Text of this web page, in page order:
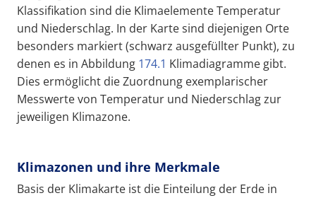
Klassifikation sind die Klimaelemente Temperatur
und Niederschlag. In der Karte sind diejenigen Orte
besonders markiert (schwarz ausgefüllter Punkt), zu
denen es in Abbildung 174.1 Klimadiagramme gibt.
Dies ermöglicht die Zuordnung exemplarischer
Messwerte von Temperatur und Niederschlag zur
jeweiligen Klimazone.
Klimazonen und ihre Merkmale
Basis der Klimakarte ist die Einteilung der Erde in